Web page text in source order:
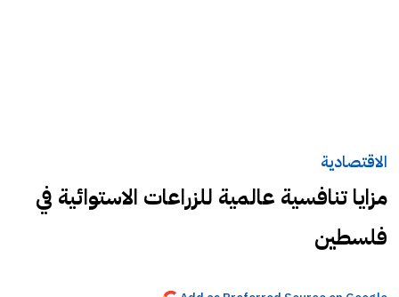
الاقتصادية
مزايا تنافسية عالمية للزراعات الاستوائية في
فلسطين